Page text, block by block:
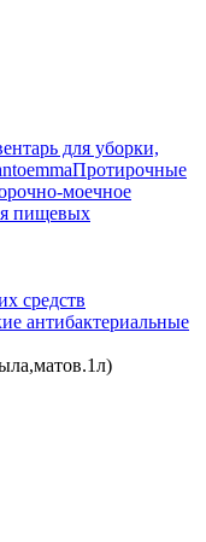
для уборки,
Протирочные
моечное
пищевых
средств
антибактериальные